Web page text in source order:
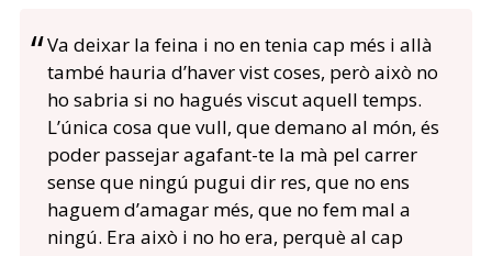
Va deixar la feina i no en tenia cap més i allà
també hauria d’haver vist coses, però això no
ho sabria si no hagués viscut aquell temps.
L’única cosa que vull, que demano al món, és
poder passejar agafant-te la mà pel carrer
sense que ningú pugui dir res, que no ens
haguem d’amagar més, que no fem mal a
ningú. Era això i no ho era, perquè al cap